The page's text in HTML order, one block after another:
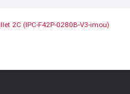
2C (IPC-F42P-0280B-V3-imou)